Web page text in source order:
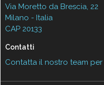
Via Moretto da Brescia, 22
Milano - Italia
CAP 20133
Contatti
Contatta il nostro team